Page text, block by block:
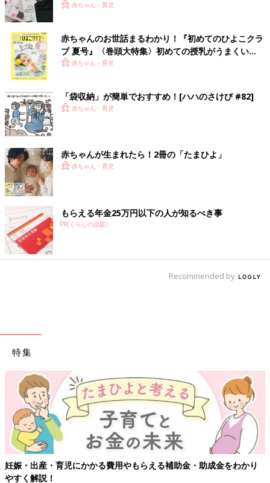
赤ちゃん・育児
赤ちゃんのお世話まるわかり！『初めてのひよこクラ
ブ 夏号』〈巻頭大特集〉初めての授乳がうまくい
く！ おっぱい・ミルクの基本と夏のトラブル 解決テ
赤ちゃん・育児
「袋収納」が簡単でおすすめ！[ハハのさけび #82]
赤ちゃん・育児
赤ちゃんが生まれたら！2冊の「たまひよ」
赤ちゃん・育児
もらえる年金25万円以下の人が知るべき事
PR(くらしの話題)
Recommended by
特集
をわかり 【ワクチン接種できるものも】妊婦の感染症対策、知